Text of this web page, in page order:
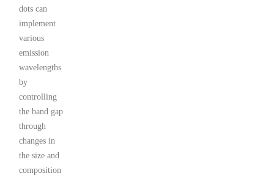
dots can
implement
various
emission
wavelengths
by
controlling
the band gap
through
changes in
the size and
composition